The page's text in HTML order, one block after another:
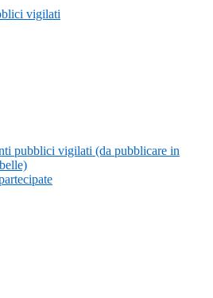
vigilati
pubblici vigilati (da pubblicare in